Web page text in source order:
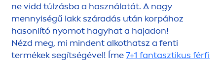
ne vidd túlzásba a használatát. A nagy
mennyiségű lakk száradás után korpához
hasonlító nyomot hagyhat a hajadon!
Nézd meg, mi mindent alkothatsz a fenti
termékek segítségével! Íme7+1 fantasztikus férfi